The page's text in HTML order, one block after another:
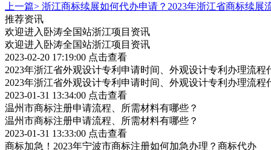
上一篇> 浙江商标续展如何代办申请？2023年浙江省商标续展
推荐资讯
欢迎进入卧涛全国站浙江项目资讯
欢迎进入卧涛全国站浙江项目资讯
2023-02-20 17:19:00 点击查看
2023年浙江省外观设计专利申请时间、外观设计专利办理流程
2023年浙江省外观设计专利申请时间、外观设计专利办理流程
2023-01-31 13:34:00 点击查看
温州市商标注册申请流程、所需材料有哪些？
温州市商标注册申请流程、所需材料有哪些？
2023-01-31 13:33:00 点击查看
商标加急！2023年宁波市商标注册如何加急办理？商标代办